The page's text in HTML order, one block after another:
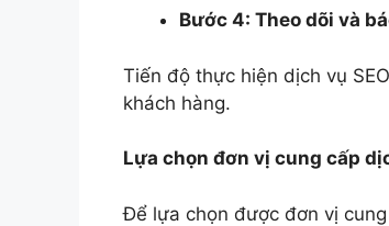
Bước 4: Theo dõi và
Tiến độ thực hiện dịch vụ
khách hàng.
Lựa chọn đơn vị cung cấp
Để lựa chọn được đơn vị